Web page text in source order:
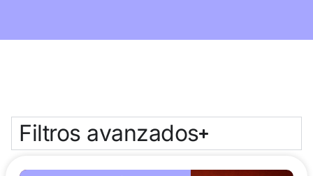
Filtros avanzados